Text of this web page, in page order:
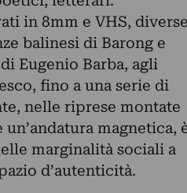
in 8mm e VHS, diverse
balinesi di Barong e
Eugenio Barba, agli
fino a una serie di
nelle riprese montate
magnetica,
marginalità sociali a
d’autenticità.